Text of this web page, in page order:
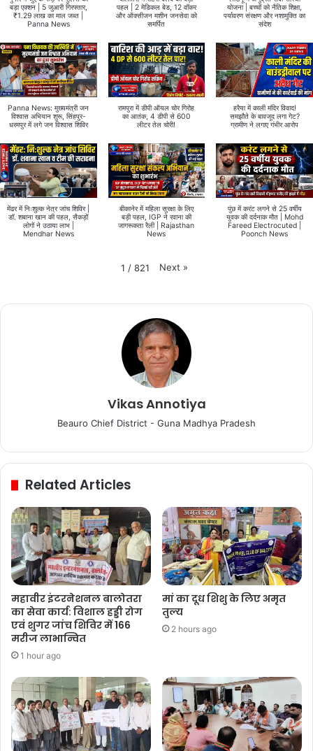
बड़ा एक्शन | 5 जुआरी गिरफ्तार,
₹1.29 लाख का माल जब्त |
Panna News
पहल | 2 मेडिकल बेड, 12 वॉकर
और ऑक्सीजन मशीन जनसेवा को
समर्पित
योजना | बच्चों को नैतिक शिक्षा,
पर्यावरण संरक्षण और नशामुक्ति का
संदेश
Panna News: मुख्यमंत्री जन
विश्वास अभियान शुरू, सिंहपुर-
धरमपुर में लगे जन विश्वास शिविर
रामपुरा में डीपी ऑयल चोर गिरोह
का आतंक, 4 डीपी से 600
लीटर तेल चोरी!
हरैया में काली मंदिर विवाद!
समझौते के बावजूद लगा गेट?
ग्रामीण ने लगाए गंभीर आरोप
मेंढर में निःशुल्क नेत्र जांच शिविर |
डॉ. शबाना खान की पहल, सैकड़ों
लोगों ने उठाया लाभ |
Mendhar News
बीकानेर में महिला सुरक्षा के लिए
बड़ी पहल, IGP ने रवाना की
जागरूकता रैली | Rajasthan
News
पुंछ में करंट लगने से 25 वर्षीय
युवक की दर्दनाक मौत | Mohd
Fareed Electrocuted |
Poonch News
1 / 821 Next »
Vikas Annotiya
Beauro Chief District - Guna Madhya Pradesh
Related Articles
महावीर इंटरनेशनल बालोतरा
का सेवा कार्य: विशाल हड्डी रोग
एवं शुगर जांच शिविर में 166
मरीज लाभान्वित
1 hour ago
मां का दूध शिशु के लिए अमृत
तुल्य
2 hours ago